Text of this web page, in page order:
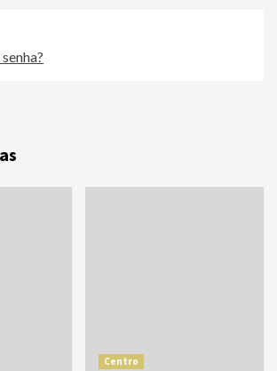
Centro